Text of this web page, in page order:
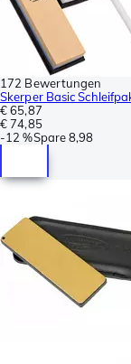
172 Bewertungen
Skerper Basic
€ 65,87
€ 74,85
-12 %Spare8,98